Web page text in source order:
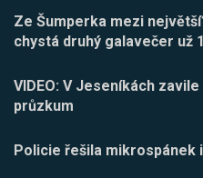
Ze Šumperka mezi
chystá druhý galavečer už
VIDEO: V Jeseníkách
průzkum
Policie řešila mikrospánek